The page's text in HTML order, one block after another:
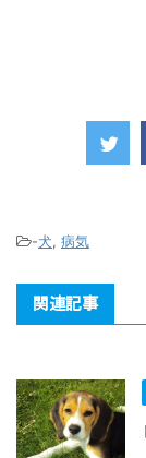
-犬, 病気
関連記事